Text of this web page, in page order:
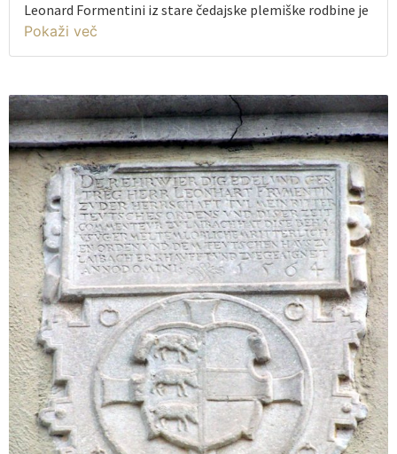
Leonard Formentini iz stare čedajske plemiške rodbine je
bil vitez nemškega viteškega reda. Kot komtur
ljubljanske komende je leta 1564 za potrebe reda kupil
plošča, danes vzidana v severno pročelje Križatije oz.
stavbe Dolenjskega muzeja. Na tej plošči je upodobljen
osnovni grb Formentinijev – zgolj s tremi prašiči in
brunom ter brez komturskih dodatkov. Na njem je napis:
DER EHRWIERDIG EDEL VND GES- / TRE[N]G HERR
LEONHART FRVMENTIN / ZV DER HERRSCHAFT TVLMEIN
RITTER / TEVTSCHES ORDENS VND DIESER ZEIT /
COMMENTEVR ZV LAIBACH HAT DISE BEHA- / VSV[N]G
ERMELTEM LOBLICHEM RITTERLICH- / EN ORDEN VND
DEM TEVTSCHEN HAVS ZV LAIBACH ERKHAVFFT VND
ZVEGEAIGNET / ANNO DOMINI 1564.
Današnja Križatija sicer ni stavba, ki jo je leta 1564 kupil
Formentini. Prvotna hiša nemškega viteškega reda, na
kateri je bila verjetno prvotno tudi grbovna plošča, je
kasneje propadla, ploščo pa so prenesli na današnjo
Križatijo.
Literatura: